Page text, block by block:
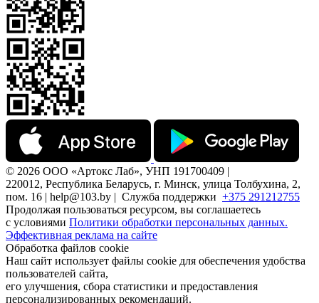
© 2026 ООО «Артокс Лаб», УНП 191700409 |
220012, Республика Беларусь, г. Минск, улица Толбухина, 2,
пом. 16 | help@103.by | Служба поддержки +375 291212755
Продолжая пользоваться ресурсом, вы соглашаетесь
с условиями Политики обработки персональных данных.
Эффективная реклама на сайте
Обработка файлов cookie
Наш сайт использует файлы cookie для обеспечения удобства
пользователей сайта,
его улучшения, сбора статистики и предоставления
персонализированных рекомендаций.